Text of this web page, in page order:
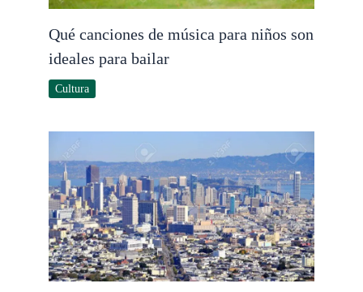
Qué canciones de música para niños son
ideales para bailar
Cultura